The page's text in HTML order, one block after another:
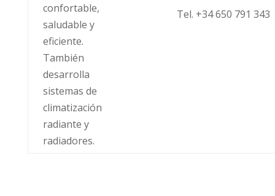
confortable,
saludable y
eficiente.
También
desarrolla
sistemas de
climatización
radiante y
radiadores.
Tel. +34 650 791 343